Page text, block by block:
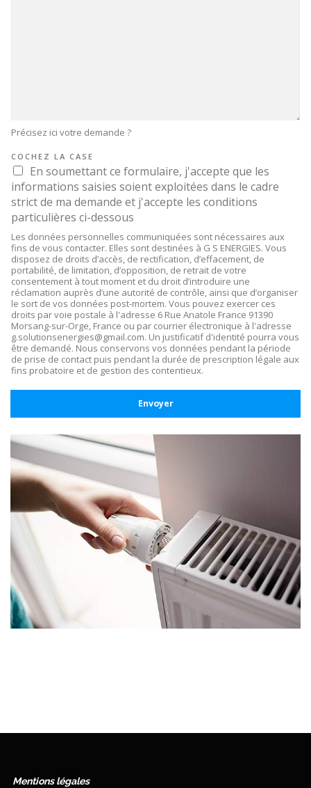
Précisez ici votre demande ?
COCHEZ LA CASE
En soumettant ce formulaire, j'accepte que les
informations saisies soient exploitées dans le cadre
strict de ma demande et j'accepte les conditions
particulières ci-dessous
Les données personnelles communiquées sont nécessaires aux
fins de vous contacter. Elles sont destinées à G S ENERGIES. Vous
disposez de droits d’accès, de rectification, d’effacement, de
portabilité, de limitation, d’opposition, de retrait de votre
consentement à tout moment et du droit d’introduire une
réclamation auprès d’une autorité de contrôle, ainsi que d’organiser
le sort de vos données post-mortem. Vous pouvez exercer ces
droits par voie postale à l'adresse 6 Rue Anatole France 91390
Morsang-sur-Orge, France ou par courrier électronique à l'adresse
g.solutionsenergies@gmail.com. Un justificatif d'identité pourra vous
être demandé. Nous conservons vos données pendant la période
de prise de contact puis pendant la durée de prescription légale aux
fins probatoire et de gestion des contentieux.
Envoyer
Mentions légales